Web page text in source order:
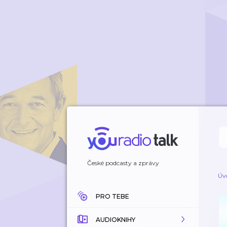
České podcasty a zprávy
PRO TEBE
AUDIOKNIHY